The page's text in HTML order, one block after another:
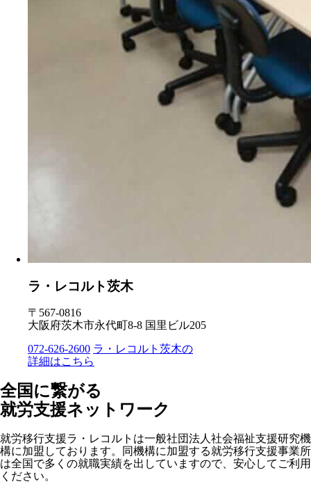
ラ・レコルト茨木
〒567-0816
大阪府茨木市永代町8-8 国里ビル205
072-626-2600 ラ・レコルト茨木の
詳細はこちら
全国に繋がる
就労支援ネットワーク
就労移行支援ラ・レコルトは一般社団法人社会福祉支援研究機
構に加盟しております。同機構に加盟する就労移行支援事業所
は全国で多くの就職実績を出していますので、安心してご利用
ください。